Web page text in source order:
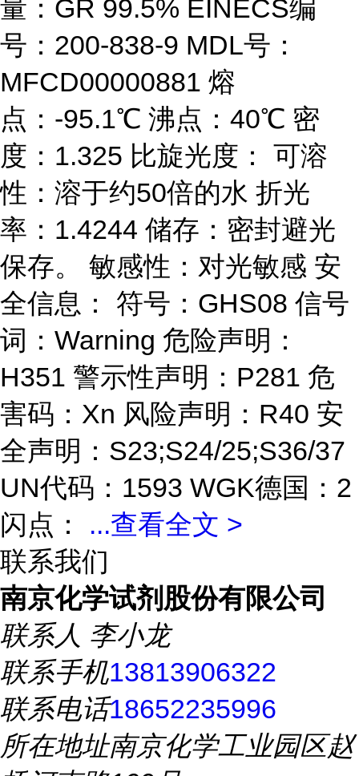
量：GR 99.5% EINECS编
号：200-838-9 MDL号：
MFCD00000881 熔
点：-95.1℃ 沸点：40℃ 密
度：1.325 比旋光度： 可溶
性：溶于约50倍的水 折光
率：1.4244 储存：密封避光
保存。 敏感性：对光敏感 安
全信息： 符号：GHS08 信号
词：Warning 危险声明：
H351 警示性声明：P281 危
害码：Xn 风险声明：R40 安
全声明：S23;S24/25;S36/37
UN代码：1593 WGK德国：2
闪点： ...查看全文 >
联系我们
南京化学试剂股份有限公司
联系人 李小龙
联系手机13813906322
联系电话18652235996
所在地址南京化学工业园区赵